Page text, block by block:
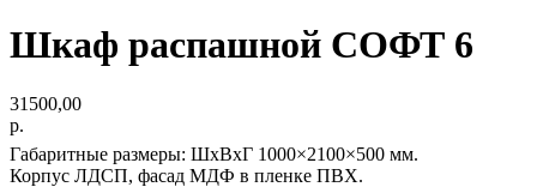
Шкаф распашной СОФТ 6
31500,00
р.
Габаритные размеры: ШхВхГ 1000×2100×500 мм.
Корпус ЛДСП, фасад МДФ в пленке ПВХ.